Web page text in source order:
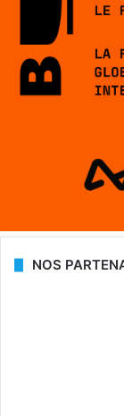
NOS